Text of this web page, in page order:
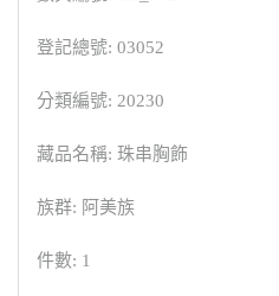
登記總號: 03052
分類編號: 20230
藏品名稱: 珠串胸飾
族群: 阿美族
件數: 1